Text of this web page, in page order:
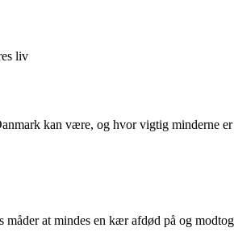
liv
kan være, og hvor vigtig minderne er
at mindes en kær afdød på og